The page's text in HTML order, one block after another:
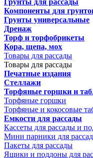
Грунты для рассады
Компоненты для
Грунты универсальные
Дренаж
Торф и торфобрикеты
Кора, щепа, мох
Товары для рассады
Товары для рассады
Печатные издания
Стеллажи
Торфяные горшки и
Торфяные горшки
Торфяные и кокосовые
Емкости для рассады
Кассеты для рассады и
Мини парники для
Пакеты для рассады
Ящики и поддоны для